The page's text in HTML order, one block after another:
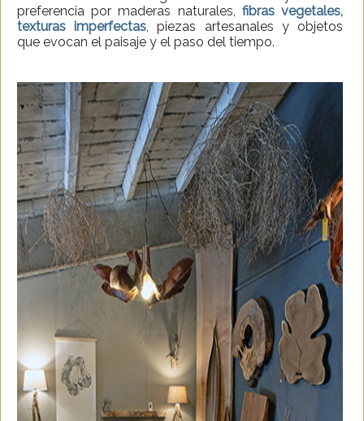
preferencia por maderas naturales, fibras vegetales,
texturas imperfectas, piezas artesanales y objetos
que evocan el paisaje y el paso del tiempo.